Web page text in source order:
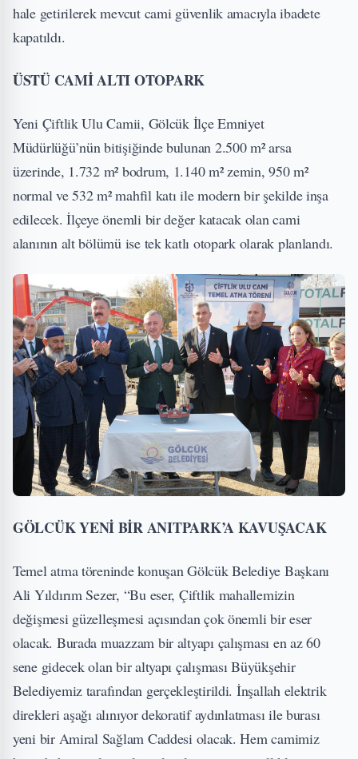
hale getirilerek mevcut cami güvenlik amacıyla ibadete
kapatıldı.
ÜSTÜ CAMİ ALTI OTOPARK
Yeni Çiftlik Ulu Camii, Gölcük İlçe Emniyet
Müdürlüğü’nün bitişiğinde bulunan 2.500 m² arsa
üzerinde, 1.732 m² bodrum, 1.140 m² zemin, 950 m²
normal ve 532 m² mahfil katı ile modern bir şekilde inşa
edilecek. İlçeye önemli bir değer katacak olan cami
alanının alt bölümü ise tek katlı otopark olarak planlandı.
GÖLCÜK YENİ BİR ANITPARK’A KAVUŞACAK
Temel atma töreninde konuşan Gölcük Belediye Başkanı
Ali Yıldırım Sezer, “Bu eser, Çiftlik mahallemizin
değişmesi güzelleşmesi açısından çok önemli bir eser
olacak. Burada muazzam bir altyapı çalışması en az 60
sene gidecek olan bir altyapı çalışması Büyükşehir
Belediyemiz tarafından gerçekleştirildi. İnşallah elektrik
direkleri aşağı alınıyor dekoratif aydınlatması ile burası
yeni bir Amiral Sağlam Caddesi olacak. Hem camimiz